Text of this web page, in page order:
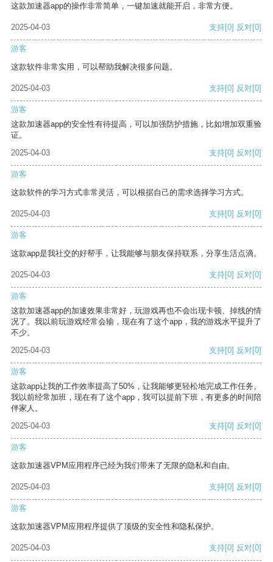
这款加速器app的操作非常简单，一键加速就能开启，非常方便。
2025-04-03 支持[0] 反对[0]
游客
这款软件非常实用，可以帮助我解决很多问题。
2025-04-03 支持[0] 反对[0]
游客
这款加速器app的安全性有待提高，可以加强防护措施，比如增加双重验
证。
2025-04-03
支持[0] 反对[0]
游客
这款软件的学习方式非常灵活，可以根据自己的需求选择学习方式。
2025-04-03 支持[0] 反对[0]
游客
这款app是我社交的好帮手，让我能够与朋友保持联系，分享生活点滴。
2025-04-03 支持[0] 反对[0]
游客
这款加速器app的加速效果非常好，玩游戏再也不会出现卡顿、掉线的情
况了。我以前玩游戏经常会输，现在有了这个app，我的游戏水平提升了
不少。
2025-04-03
支持[0] 反对[0]
游客
这款app让我的工作效率提高了50%，让我能够更轻松地完成工作任务。
我以前经常加班，现在有了这个app，我可以提前下班，有更多的时间陪
伴家人。
2025-04-03
支持[0] 反对[0]
游客
这款加速器VPM应用程序已经为我们带来了无限的隐私和自由。
2025-04-03 支持[0] 反对[0]
游客
这款加速器VPM应用程序提供了顶级的安全性和隐私保护。
2025-04-03 支持[0] 反对[0]